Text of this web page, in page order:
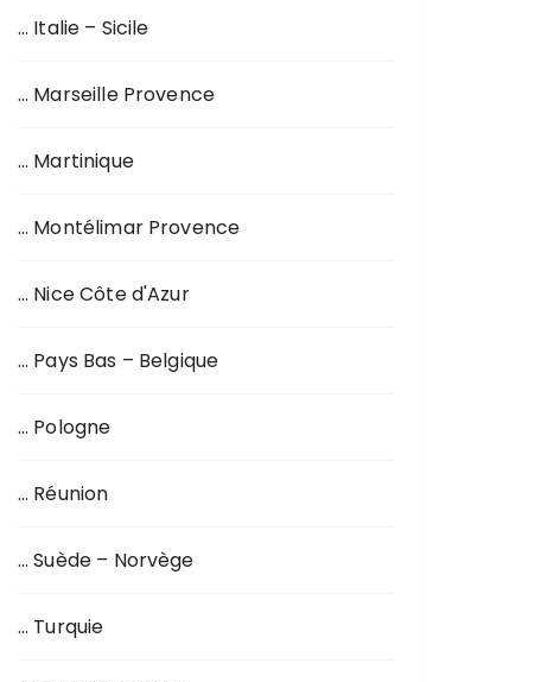
… Italie – Sicile
… Marseille Provence
… Martinique
… Montélimar Provence
… Nice Côte d'Azur
… Pays Bas – Belgique
… Pologne
… Réunion
… Suède – Norvège
… Turquie